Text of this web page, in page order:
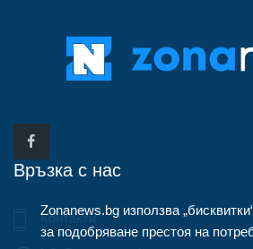
Връзка с нас
Контакти
Zonanews.bg използва
за подобряване престоя на